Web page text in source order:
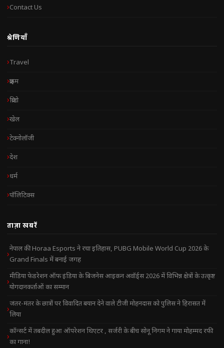
Contact Us
श्रेणियाँ
Travel
क्राइम
क्रिप्टो
खेल
टेक्नोलॉजी
देश
धर्म
पॉलिटिक्स
ताज़ा खबरें
नेपाल की Horaa Esports ने रचा इतिहास, PUBG Mobile World Cup 2026 के
Grand Finals में बनाई जगह
मीडिया फेडरेशन ऑफ इंडिया के बिजनेस आइकन अवॉर्ड्स 2026 में विभिन्न क्षेत्रों के उत्कृष्ट
योगदानकर्ताओं का सम्मान
जंतर-मंतर के छात्रों पर विवादित बयान देने वाले टीजी मोहनदास को पुलिस ने हिरासत में
लिया
कॉन्सर्ट में तबदील हुआ ऑपरेशन थिएटर , सर्जरी के बीच सोनू निगम ने गाया मोहम्मद रफी
का गाना!